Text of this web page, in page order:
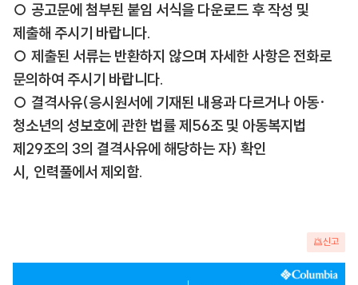
○ 공고문에 첨부된 붙임 서식을 다운로드 후 작성 및
제출해 주시기 바랍니다.
○ 제출된 서류는 반환하지 않으며 자세한 사항은 전화로
문의하여 주시기 바랍니다.
○ 결격사유(응시원서에 기재된 내용과 다르거나 아동·
청소년의 성보호에 관한 법률 제56조 및 아동복지법
제29조의 3의 결격사유에 해당하는 자) 확인
시, 인력풀에서 제외함.
신고